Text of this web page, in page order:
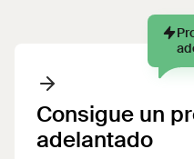
Consigue un
adelantado